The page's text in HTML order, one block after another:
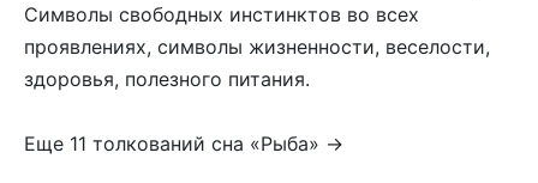
Символы свободных инстинктов во всех
проявлениях, символы жизненности, веселости,
здоровья, полезного питания.
Еще 11 толкований сна «Рыба» →